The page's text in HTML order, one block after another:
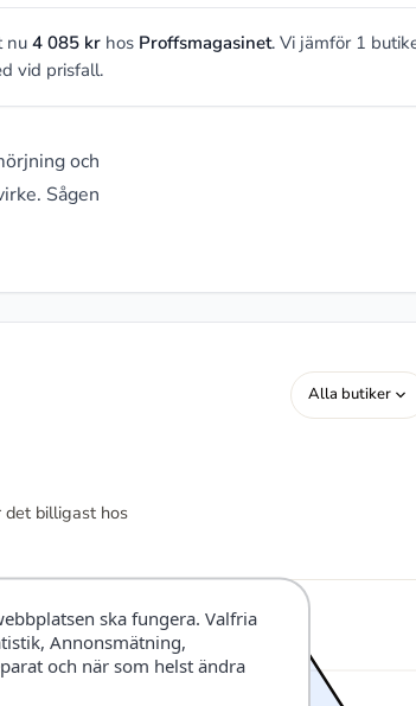
ska fungera. Valfria
Annonsmätning,
och när som helst ändra
nu4 085 kr hos Proffsmagasinet. Vi jämför 1
vid prisfall.
och
Sågen
Alla butiker
det billigast hos